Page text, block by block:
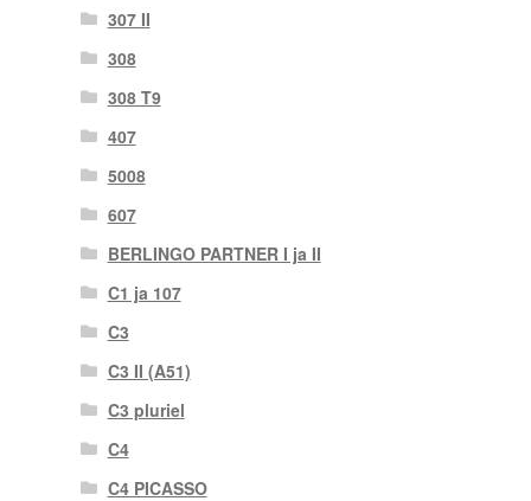
307 II
308
308 T9
407
5008
607
BERLINGO PARTNER I ja II
C1 ja 107
C3
C3 II (A51)
C3 pluriel
C4
C4 PICASSO